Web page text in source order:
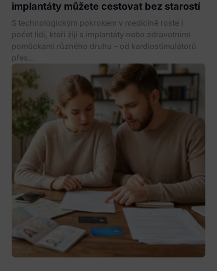
implantáty můžete cestovat bez starostí
S technologickým pokrokem v medicíně roste i
počet lidí, kteří žijí s implantáty nebo zdravotními
pomůckami různého druhu – od kardiostimulátorů
přes...